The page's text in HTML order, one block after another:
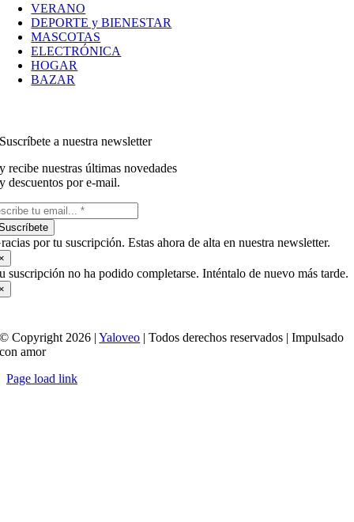
VERANO
DEPORTE y BIENESTAR
MASCOTAS
ELECTRÓNICA
HOGAR
BAZAR
Suscríbete a nuestra newsletter
y recibe nuestras últimas novedades
y descuentos por e-mail.
por tu suscripción. Estas ahora de alta en nuestra newsletter.
suscripción no ha podido completarse. Inténtalo de nuevo más tarde.
© Copyright 2026 |Yaloveo | Todos derechos reservados | Impulsado
con amor
Page load link